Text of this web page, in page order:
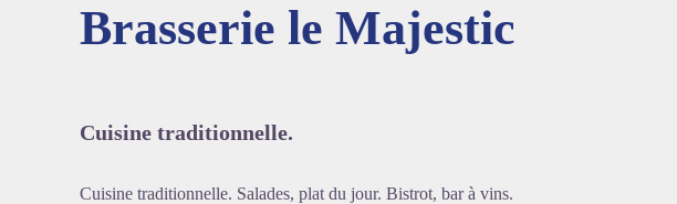
Brasserie le Majestic
Cuisine traditionnelle.
Cuisine traditionnelle. Salades, plat du jour. Bistrot, bar à vins.